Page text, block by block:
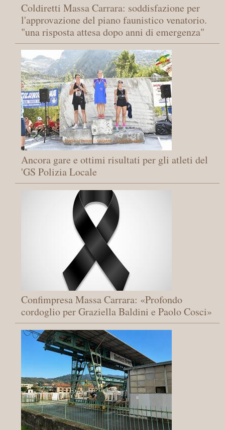
Coldiretti Massa Carrara: soddisfazione per
l'approvazione del piano faunistico venatorio.
"una risposta attesa dopo anni di emergenza"
Ancora gare e ottimi risultati per gli atleti del
'GS Polizia Locale
Confimpresa Massa Carrara: «Profondo
cordoglio per Graziella Baldini e Paolo Cosci»